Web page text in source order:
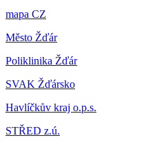
mapa CZ
Město Žďár
Poliklinika Žďár
SVAK Žďársko
Havlíčkův kraj o.p.s.
STŘED z.ú.